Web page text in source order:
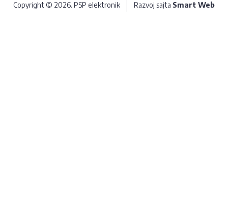
Copyright © 2026. PSP elektronik Razvoj sajta Smart Web